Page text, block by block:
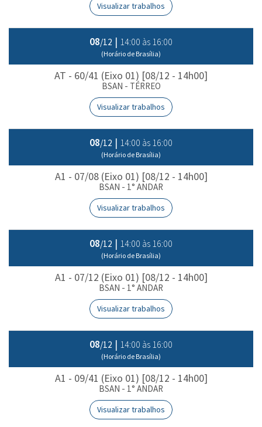
Visualizar trabalhos
08/12 | 14:00 às 16:00
(Horário de Brasília)
AT - 60/41 (Eixo 01) [08/12 - 14h00]
BSAN - TÉRREO
Visualizar trabalhos
08/12 | 14:00 às 16:00
(Horário de Brasília)
A1 - 07/08 (Eixo 01) [08/12 - 14h00]
BSAN - 1° ANDAR
Visualizar trabalhos
08/12 | 14:00 às 16:00
(Horário de Brasília)
A1 - 07/12 (Eixo 01) [08/12 - 14h00]
BSAN - 1° ANDAR
Visualizar trabalhos
08/12 | 14:00 às 16:00
(Horário de Brasília)
A1 - 09/41 (Eixo 01) [08/12 - 14h00]
BSAN - 1° ANDAR
Visualizar trabalhos